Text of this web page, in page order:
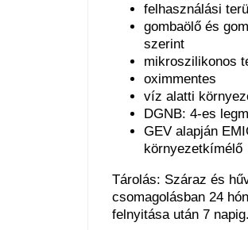
felhasználási
gombaölő és
szerint
mikroszilikonos
oximmentes
víz alatti
DGNB: 4-es
GEV alapján
környezetkímélő
Tárolás: Száraz és
csomagolásban 24
felnyitása után 7 napig.